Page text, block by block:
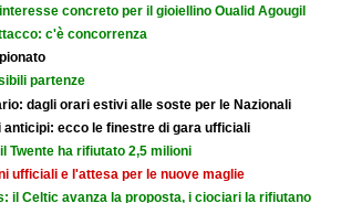
concreto per il gioiellino Oualid Agougil
c'è concorrenza
partenze
dagli orari estivi alle soste per le Nazionali
anticipi: ecco le finestre di gara ufficiali
Twente ha rifiutato 2,5 milioni
ufficiali e l'attesa per le nuove maglie
il Celtic avanza la proposta, i ciociari la rifiutano